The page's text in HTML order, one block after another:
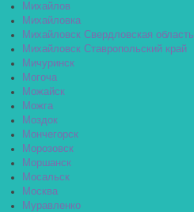
Михайлов
Михайловка
Михайловск Свердловская область
Михайловск Ставропольский край
Мичуринск
Могоча
Можайск
Можга
Моздок
Мончегорск
Морозовск
Моршанск
Мосальск
Москва
Муравленко